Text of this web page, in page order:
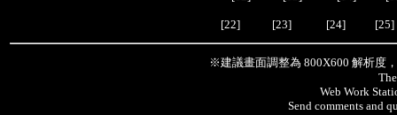
[22] [23] [24] [25]
※建議畫面調整為 800X600 解析度
Web Work
Send comments and